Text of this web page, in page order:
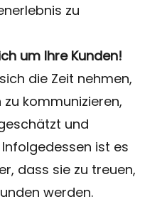
zu
um Ihre Kunden!
die Zeit nehmen,
kommunizieren,
und
ist es
dass sie zu treuen,
werden.